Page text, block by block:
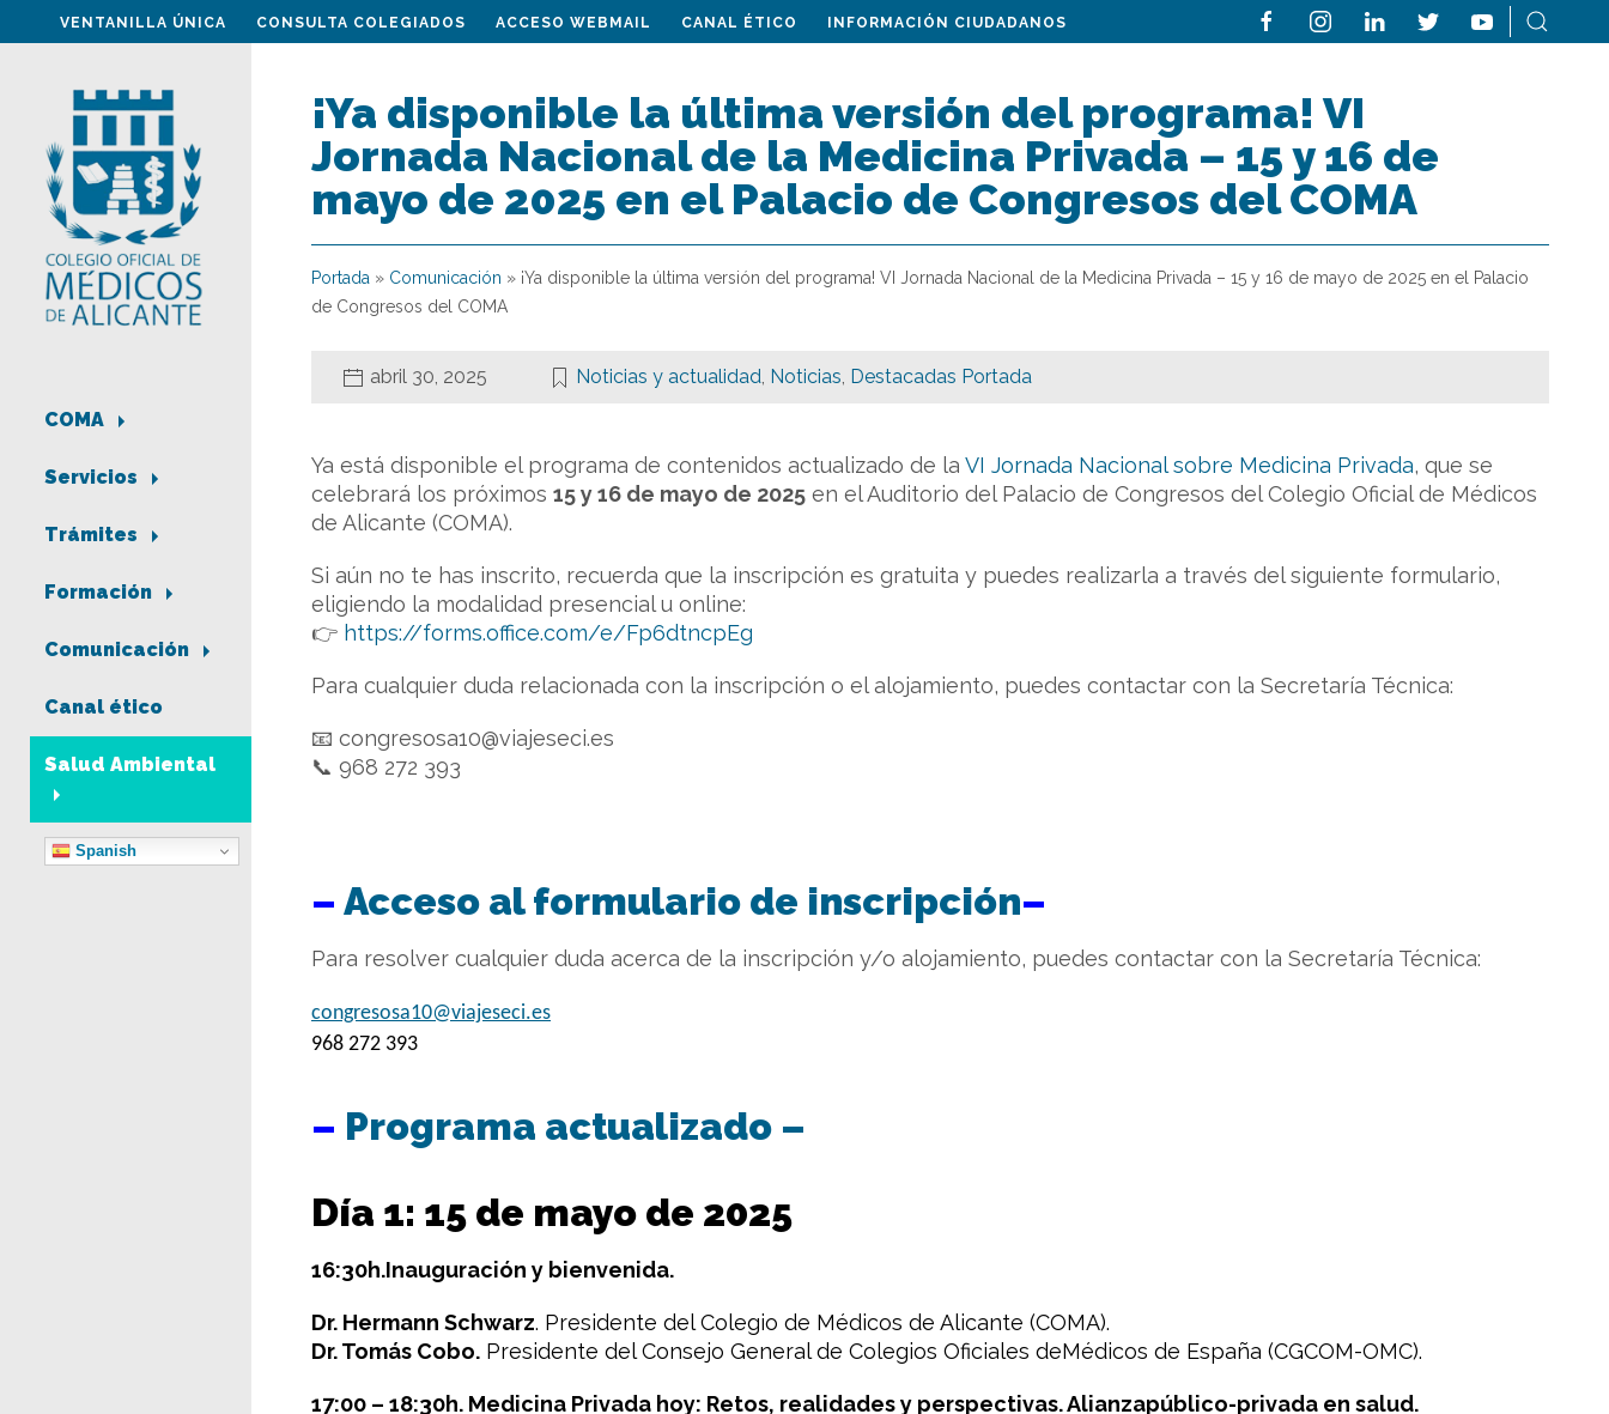
VENTANILLA ÚNICA CONSULTA COLEGIADOS ACCESO WEBMAIL CANAL ÉTICO INFORMACIÓN CIUDADANOS
COMA
Servicios
Trámites
Formación
Comunicación
Canal ético
Salud Ambiental
Spanish
¡Ya disponible la última versión del programa! VI
Jornada Nacional de la Medicina Privada – 15 y 16 de
mayo de 2025 en el Palacio de Congresos del COMA
Portada » Comunicación » ¡Ya disponible la última versión del programa! VI Jornada Nacional de la Medicina Privada – 15 y 16 de mayo de 2025 en el Palacio
de Congresos del COMA
abril 30, 2025 Noticias y actualidad, Noticias, Destacadas Portada
Ya está disponible el programa de contenidos actualizado de la VI Jornada Nacional sobre Medicina Privada, que se
celebrará los próximos 15 y 16 de mayo de 2025 en el Auditorio del Palacio de Congresos del Colegio Oficial de Médicos
de Alicante (COMA).
Si aún no te has inscrito, recuerda que la inscripción es gratuita y puedes realizarla a través del siguiente formulario,
eligiendo la modalidad presencial u online:
👉 https://forms.office.com/e/Fp6dtncpEg
Para cualquier duda relacionada con la inscripción o el alojamiento, puedes contactar con la Secretaría Técnica:
📧 congresosa10@viajeseci.es
📞 968 272 393
– Acceso al formulario de inscripción–
Para resolver cualquier duda acerca de la inscripción y/o alojamiento, puedes contactar con la Secretaría Técnica:
congresosa10@viajeseci.es
968 272 393
– Programa actualizado –
Día 1: 15 de mayo de 2025
16:30h.Inauguración y bienvenida.
Dr. Hermann Schwarz. Presidente del Colegio de Médicos de Alicante (COMA).
Dr. Tomás Cobo. Presidente del Consejo General de Colegios Oficiales deMédicos de España (CGCOM-OMC).
17:00 – 18:30h. Medicina Privada hoy: Retos, realidades y perspectivas. Alianzapúblico-privada en salud.